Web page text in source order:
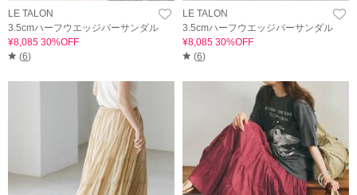
LE TALON
3.5cmハーフウエッジバーサンダル
¥8,085 30%OFF
(6)
LE TALON
3.5cmハーフウエッジバーサンダル
¥8,085 30%OFF
(6)